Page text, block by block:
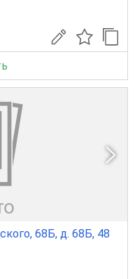
68Б, д. 68Б, 48